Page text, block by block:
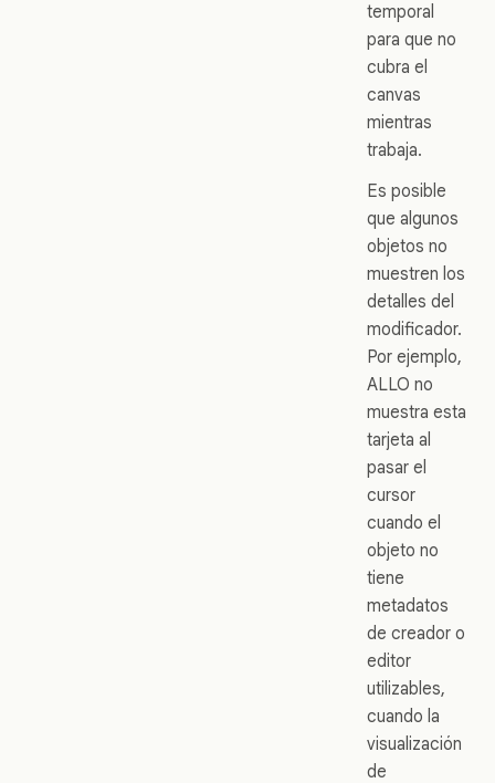
temporal
para que no
cubra el
canvas
mientras
trabaja.
Es posible
que algunos
objetos no
muestren los
detalles del
modificador.
Por ejemplo,
ALLO no
muestra esta
tarjeta al
pasar el
cursor
cuando el
objeto no
tiene
metadatos
de creador o
editor
utilizables,
cuando la
visualización
de